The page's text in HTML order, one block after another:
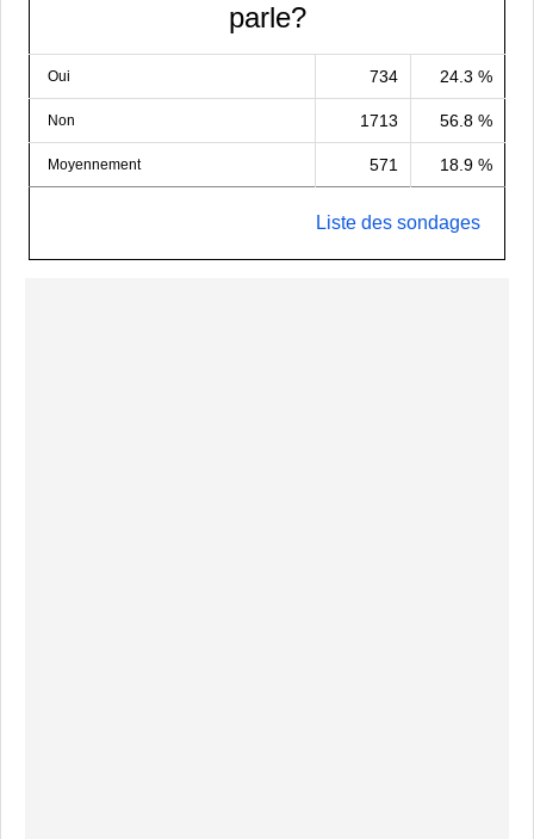
parle?
Oui 734 24.3 %
Non 1713 56.8 %
Moyennement 571 18.9 %
Liste des sondages